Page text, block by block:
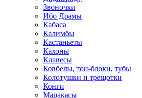
Звоночки
Ибо Драмы
Кабаса
Калимбы
Кастаньеты
Кахоны
Клавесы
Ковбелы, тон-блоки, тубы
Колотушки и трещотки
Конги
Маракасы